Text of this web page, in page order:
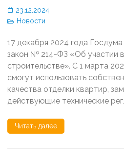
23.12.2024
Новости
17 декабря 2024 года
закон № 214-ФЗ «Об участии
строительстве». С 1 марта
смогут использовать
качества отделки квартир,
действующие технические
Читать далее